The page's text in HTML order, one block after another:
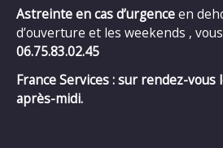
Astreinte en cas d’urgenceen
d’ouverture et les weekends ,
06.75.83.02.45
France Services : sur rendez-
après-midi.